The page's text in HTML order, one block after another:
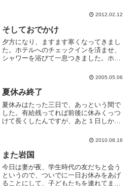
2012.02.12
そしておでかけ
夕方になり、ますます寒くなってきまし
た。ホテルへのチェックインを済ませ、
シャワーを浴びて一息つきました。ホテ
も位置取得できませんでした。いいホテ
す。どこへ向かうと言う...
2005.05.06
夏休み終了
夏休みはたった三日で、あっという間で
した。有給残ってれば前後に休みくっつ
けて長くしたんですが、あと１日しか残
2010.08.16
また岩国
今日は妻が夜、学生時代の友だちと会う
というので、ついでに一日お休みをあげ
ることにして、子どもたちを連れてまた